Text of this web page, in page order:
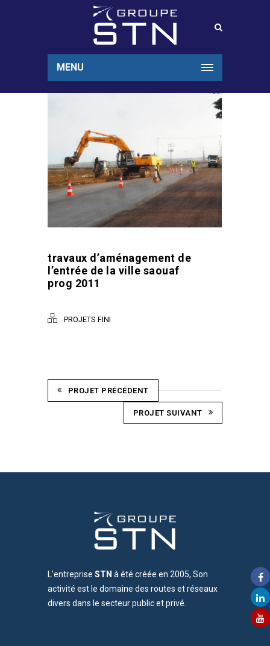
MENU
travaux d’aménagement de
l’entrée de la ville saouaf
prog 2011
PROJETS FINI
PROJET PRÉCÉDENT
PROJET SUIVANT
L’entreprise STN à été créée en 2005, Son
activité est le domaine des routes et réseaux
divers dans le secteur public et privé.